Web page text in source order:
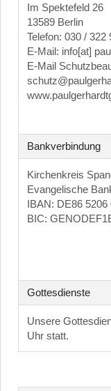
Im Spektefeld 26
13589 Berlin
Telefon: 030 / 322
E-Mail: info[at]
E-Mail
Bankverbindung
Kirchenkreis
Evangelische
IBAN: DE86 5206
BIC:
Gottesdienste
Unsere
Uhr statt.